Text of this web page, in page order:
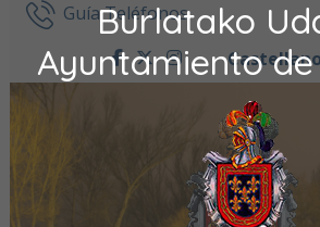
Burlatako
Ayuntamiento
Ir al contenidoGuía Teléfonos
facebook
twitter
instagram